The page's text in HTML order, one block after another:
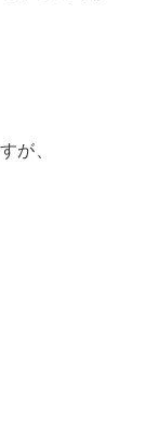
が、